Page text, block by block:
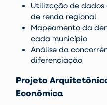
Utilização de dados
de renda regional
Mapeamento da
cada município
Análise da
diferenciação
Projeto
Econômica